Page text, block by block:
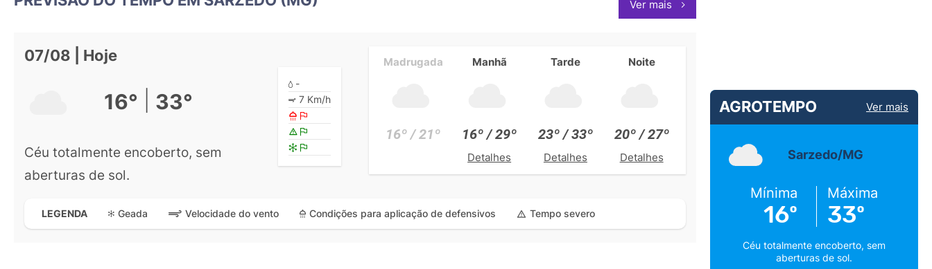
Ver mais
07/08 | Hoje
16° 33°
Céu totalmente encoberto, sem
aberturas de sol.
-
7 Km/h
Madrugada
16º / 21º
Manhã
16º / 29º
Detalhes
Tarde
23º / 33º
Detalhes
Noite
20º / 27º
Detalhes
LEGENDA Geada Velocidade do vento Condições para aplicação de defensivos Tempo severo
AGROTEMPO Ver mais
Sarzedo/MG
Mínima
16º
Máxima
33º
Céu totalmente encoberto, sem
aberturas de sol.